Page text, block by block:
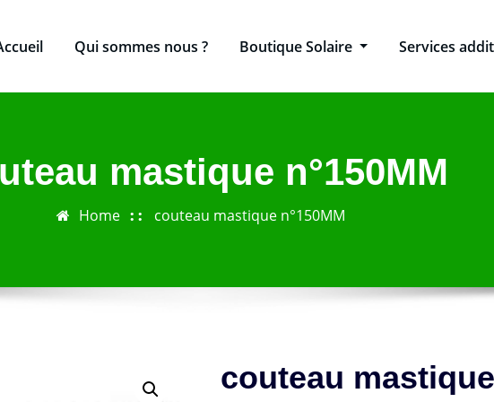
Qui sommes nous ? Boutique Solaire Services
mastique n°150MM
Home couteau mastique n°150MM
couteau